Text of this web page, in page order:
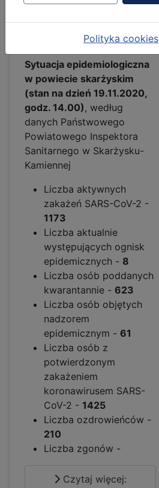
Kategoria:Aktualności
Opublikowano: 19
listopad 2020
Sytuacja epidemiologiczna
w powiecie skarżyskim
(stan na dzień 19.11.2020,
godz. 14.00), według
danych Państwowego
Powiatowego Inspektora
Sanitarnego w Skarżysku-
Kamiennej
Liczba aktywnych
zakażeń SARS-CoV-2 -
1173
Liczba aktualnie
występujących ognisk
epidemicznych - 8
Liczba osób poddanych
kwarantannie - 623
Liczba osób objętych
nadzorem
epidemicznym - 61
Liczba osób z
potwierdzonym
zakażeniem
koronawirusem SARS-
CoV-2 - 1425
Liczba ozdrowieńców -
210
Liczba zgonów -
Czytaj więcej:
Polityka cookies